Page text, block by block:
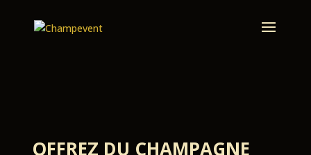
OFFREZ DU CHAMPAGNE